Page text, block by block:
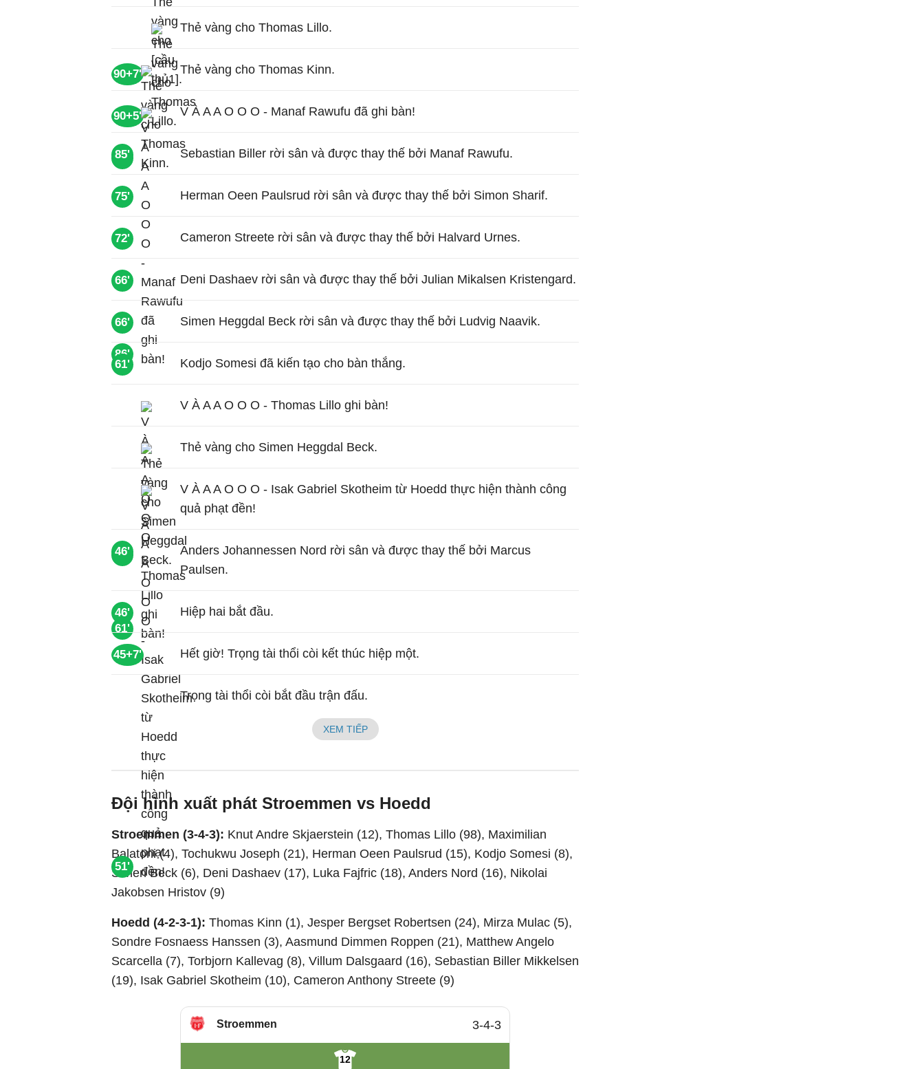
90+7'
90+5'
Thẻ vàng cho Thomas Lillo.
90'
Thẻ vàng cho Thomas Kinn.
86'
V À A A O O O - Manaf Rawufu đã ghi bàn!
85' Sebastian Biller rời sân và được thay thế bởi Manaf Rawufu.
75' Herman Oeen Paulsrud rời sân và được thay thế bởi Simon Sharif.
72' Cameron Streete rời sân và được thay thế bởi Halvard Urnes.
66' Deni Dashaev rời sân và được thay thế bởi Julian Mikalsen Kristengard.
66' Simen Heggdal Beck rời sân và được thay thế bởi Ludvig Naavik.
61' Kodjo Somesi đã kiến tạo cho bàn thắng.
61'
V À A A O O O - Thomas Lillo ghi bàn!
58'
Thẻ vàng cho Simen Heggdal Beck.
51'
V À A A O O O - Isak Gabriel Skotheim từ Hoedd thực hiện thành công
quả phạt đền!
46'
Anders Johannessen Nord rời sân và được thay thế bởi Marcus
Paulsen.
46' Hiệp hai bắt đầu.
45+7' Hết giờ! Trọng tài thổi còi kết thúc hiệp một.
Trọng tài thổi còi bắt đầu trận đấu.
XEM TIẾP
Đội hình xuất phát Stroemmen vs Hoedd
Stroemmen (3-4-3): Knut Andre Skjaerstein (12), Thomas Lillo (98), Maximilian
Balatoni (4), Tochukwu Joseph (21), Herman Oeen Paulsrud (15), Kodjo Somesi (8),
Simen Beck (6), Deni Dashaev (17), Luka Fajfric (18), Anders Nord (16), Nikolai
Jakobsen Hristov (9)
Hoedd (4-2-3-1): Thomas Kinn (1), Jesper Bergset Robertsen (24), Mirza Mulac (5),
Sondre Fosnaess Hanssen (3), Aasmund Dimmen Roppen (21), Matthew Angelo
Scarcella (7), Torbjorn Kallevag (8), Villum Dalsgaard (16), Sebastian Biller Mikkelsen
(19), Isak Gabriel Skotheim (10), Cameron Anthony Streete (9)
Stroemmen 3-4-3
12